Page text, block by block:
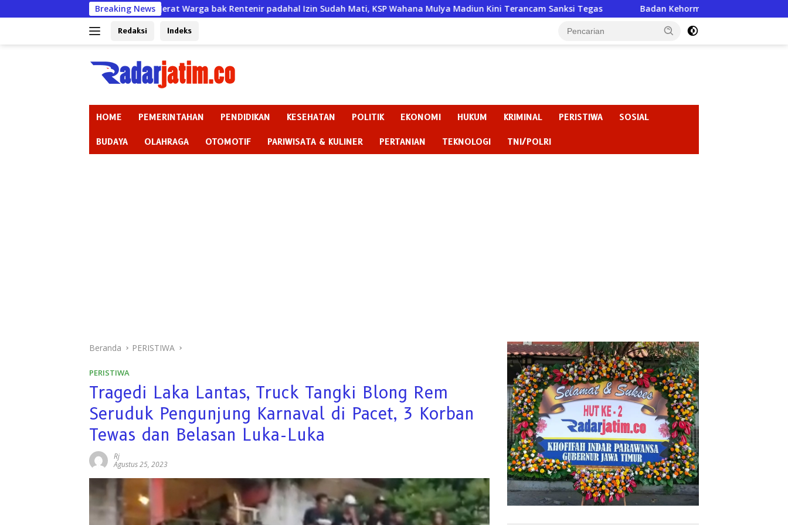
ke
Breaking News
Jerat Warga bak Rentenir padahal Izin Sudah Mati, KSP Wahana Mulya Madiun Kini Terancam Sanksi Tegas Badan Kehormatan atau Badan Pembiaran ? “Ketika Ketua
Redaksi Indeks
HOME PEMERINTAHAN PENDIDIKAN KESEHATAN POLITIK EKONOMI HUKUM KRIMINAL PERISTIWA SOSIAL
BUDAYA OLAHRAGA OTOMOTIF PARIWISATA & KULINER PERTANIAN TEKNOLOGI TNI/POLRI
Beranda PERISTIWA
PERISTIWA
Tragedi Laka Lantas, Truck Tangki Blong Rem
Seruduk Pengunjung Karnaval di Pacet, 3 Korban
Tewas dan Belasan Luka-Luka
Rj
Agustus 25, 2023